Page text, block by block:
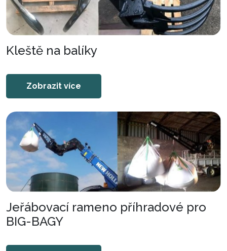
Kleště na balíky
Zobrazit více
Jeřábovací rameno příhradové pro
BIG-BAGY